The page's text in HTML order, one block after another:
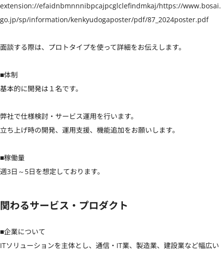
extension://efaidnbmnnnibpcajpcglclefindmkaj/https://www.bosai.
go.jp/sp/information/kenkyudogaposter/pdf/87_2024poster.pdf
面談する際は、プロトタイプを使って詳細をお伝えします。
■体制
基本的に開発は１名です。
弊社で仕様検討・サービス運用を行います。
立ち上げ時の開発、運用支援、機能追加をお願いします。
■稼働量
週3日～5日を想定しております。
関わるサービス・プロダクト
■企業について
ITソリューションを主体とし、通信・IT業、製造業、建設業など幅広い